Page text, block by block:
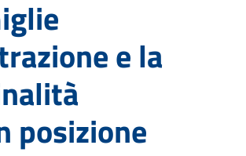
e la
posizione